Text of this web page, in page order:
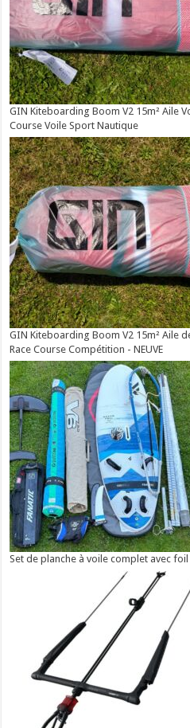
GIN Kiteboarding Boom V2 15m² Aile
Course Voile Sport Nautique
GIN Kiteboarding Boom V2 15m² Aile
Race Course Compétition - NEUVE
Set de planche à voile complet avec